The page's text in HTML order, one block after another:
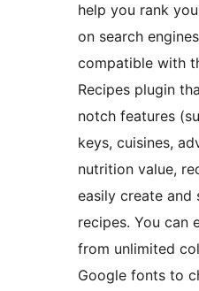
help you rank
on search
compatible with
Recipes plugin
notch features
keys, cuisines,
nutrition value,
easily create and
recipes. You can
from unlimited
Google fonts to